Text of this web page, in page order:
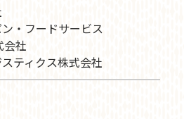
・フードサービス
会社
ティクス株式会社